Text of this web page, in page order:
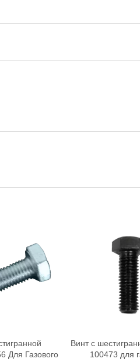
Генераторная
Для Газового
Винт с
100473 для